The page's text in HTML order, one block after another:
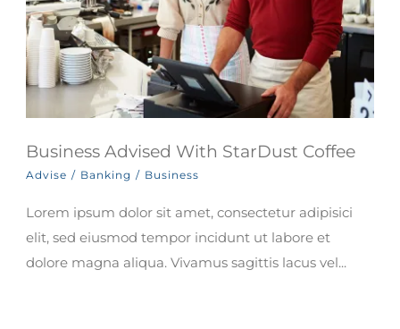
Business Advised With StarDust Coffee
Advise / Banking / Business
Lorem ipsum dolor sit amet, consectetur adipisici
elit, sed eiusmod tempor incidunt ut labore et
dolore magna aliqua. Vivamus sagittis lacus vel...